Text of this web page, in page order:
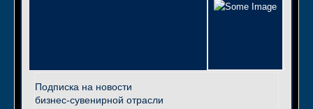
Подписка на новости
бизнес-сувенирной отрасли